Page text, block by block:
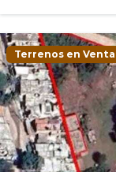
Terrenos en Venta